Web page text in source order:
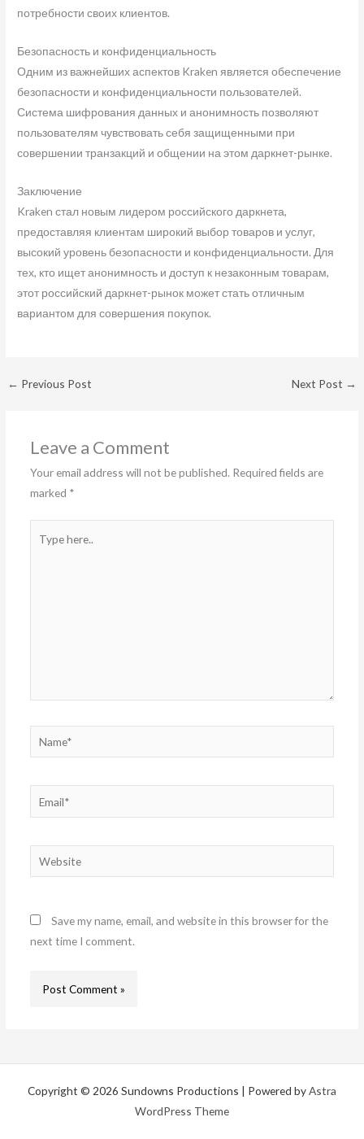
потребности своих клиентов.
Безопасность и конфиденциальность
Одним из важнейших аспектов Kraken является обеспечение
безопасности и конфиденциальности пользователей.
Система шифрования данных и анонимность позволяют
пользователям чувствовать себя защищенными при
совершении транзакций и общении на этом даркнет-рынке.
Заключение
Kraken стал новым лидером российского даркнета,
предоставляя клиентам широкий выбор товаров и услуг,
высокий уровень безопасности и конфиденциальности. Для
тех, кто ищет анонимность и доступ к незаконным товарам,
этот российский даркнет-рынок может стать отличным
вариантом для совершения покупок.
← Previous Post Next Post →
Leave a Comment
Your email address will not be published. Required fields are
marked *
here..
Name*
Website
Save my name, email, and website in this browser for the
next time I comment.
Copyright © 2026 Sundowns Productions | Powered byAstra
WordPress Theme